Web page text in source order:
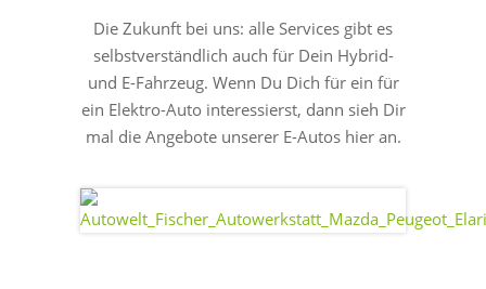
Die Zukunft bei uns: alle Services gibt es
selbstverständlich auch für Dein Hybrid-
und E-Fahrzeug. Wenn Du Dich für ein für
ein Elektro-Auto interessierst, dann sieh Dir
mal die Angebote unserer E-Autos hier an.